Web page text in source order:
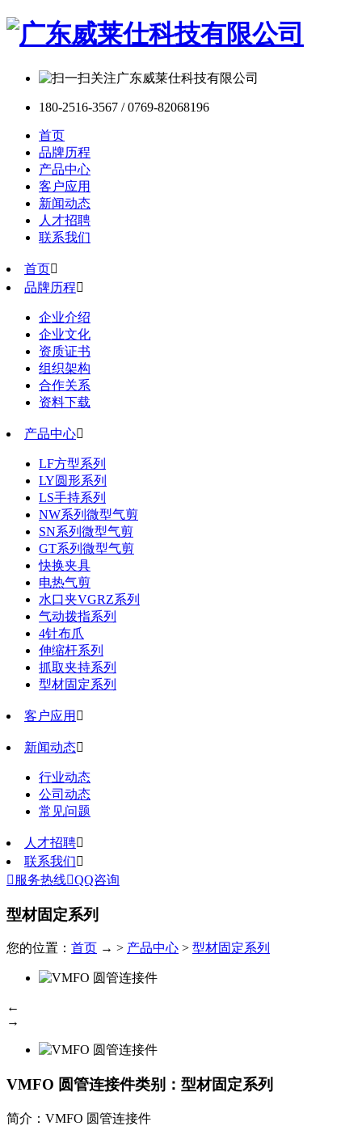
180-2516-3567 / 0769-82068196
首页
品牌历程
产品中心
客户应用
新闻动态
人才招聘
联系我们
首页
品牌历程
企业介绍
企业文化
资质证书
组织架构
合作关系
资料下载
产品中心
LF方型系列
LY圆形系列
LS手持系列
NW系列微型气剪
SN系列微型气剪
GT系列微型气剪
快换夹具
电热气剪
水口夹VGRZ系列
气动拨指系列
4针布爪
伸缩杆系列
抓取夹持系列
型材固定系列
客户应用 
新闻动态
行业动态
公司动态
常见问题
人才招聘
联系我们
 服务热线QQ咨询
型材固定系列
您的位置： 首页 → > 产品中心 > 型材固定系列
←
→
VMFO 圆管连接件类别：型材固定系列
简介：VMFO 圆管连接件